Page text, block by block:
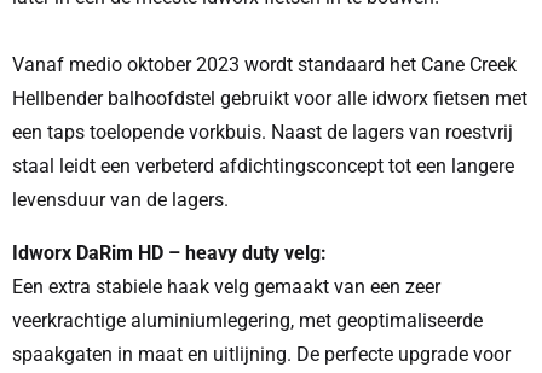
Vanaf medio oktober 2023 wordt standaard het Cane Creek
Hellbender balhoofdstel gebruikt voor alle idworx fietsen met
een taps toelopende vorkbuis. Naast de lagers van roestvrij
staal leidt een verbeterd afdichtingsconcept tot een langere
levensduur van de lagers.
Idworx DaRim HD – heavy duty velg:
Een extra stabiele haak velg gemaakt van een zeer
veerkrachtige aluminiumlegering, met geoptimaliseerde
spaakgaten in maat en uitlijning. De perfecte upgrade voor